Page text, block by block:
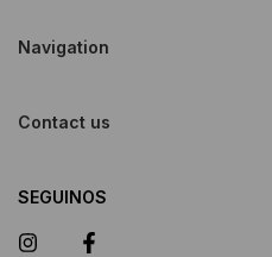
Navigation
Contact us
SEGUINOS